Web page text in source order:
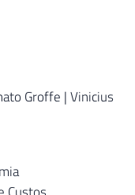
Groffe | Vinicius